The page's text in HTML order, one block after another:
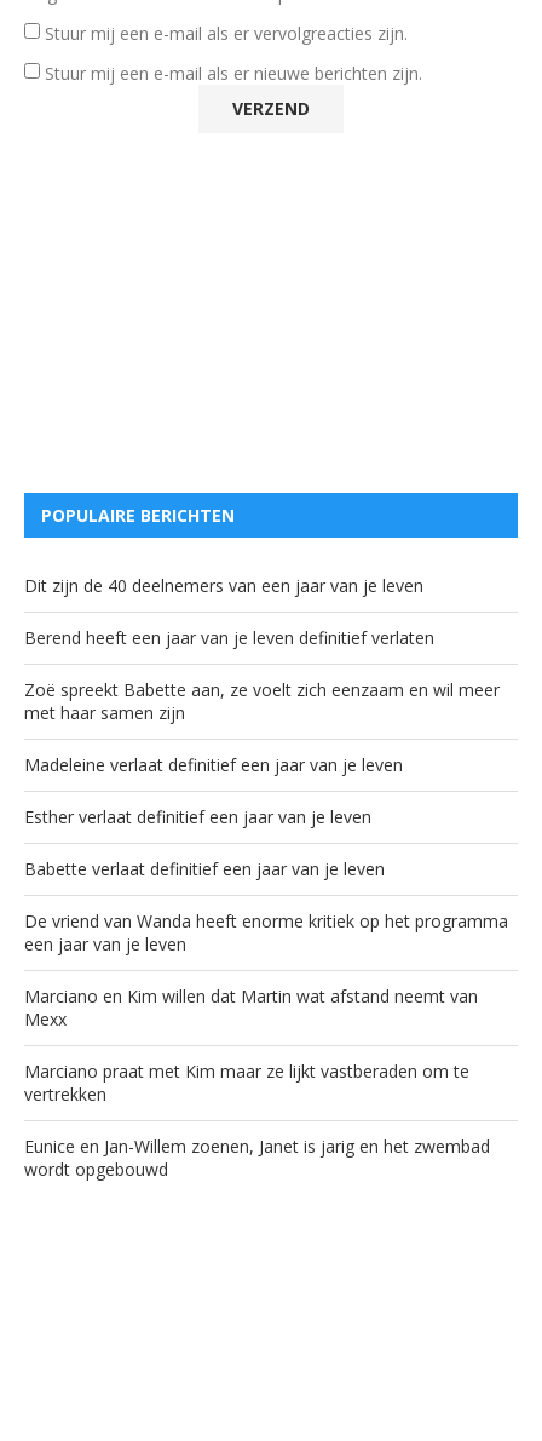
Stuur mij een e-mail als er vervolgreacties zijn.
Stuur mij een e-mail als er nieuwe berichten zijn.
POPULAIRE BERICHTEN
Dit zijn de 40 deelnemers van een jaar van je leven
Berend heeft een jaar van je leven definitief verlaten
Zoë spreekt Babette aan, ze voelt zich eenzaam en wil meer
met haar samen zijn
Madeleine verlaat definitief een jaar van je leven
Esther verlaat definitief een jaar van je leven
Babette verlaat definitief een jaar van je leven
De vriend van Wanda heeft enorme kritiek op het programma
een jaar van je leven
Marciano en Kim willen dat Martin wat afstand neemt van
Mexx
Marciano praat met Kim maar ze lijkt vastberaden om te
vertrekken
Eunice en Jan-Willem zoenen, Janet is jarig en het zwembad
wordt opgebouwd